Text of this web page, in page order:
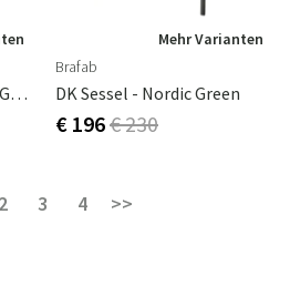
Curve Stehleuchte Matt Gold
Mehr Varianten
Brafab
DK Sessel - Nordic Green
€ 196€ 230
2 3 4 >>